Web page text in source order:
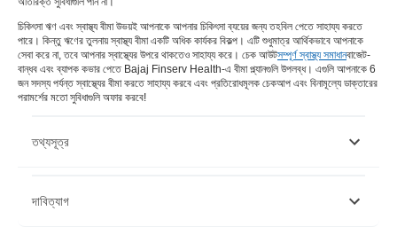
চিকিৎসা ঋণ এবং স্বাস্থ্য বীমা উভয়ই আপনাকে আপনার চিকিৎসা ব্যয়ের জন্য তহবিল পেতে সাহায্য করতে
পারে। কিন্তু ঋণের তুলনায় স্বাস্থ্য বীমা একটি অধিক কার্যকর বিকল্প। এটি শুধুমাত্র আর্থিকভাবে আপনাকে
সেবা করে না, তবে আপনার স্বাস্থ্যের উপরে থাকতেও সাহায্য করে। চেক আউটসম্পূর্ণ স্বাস্থ্য সমাধানবাজেট-
বান্ধব এবং ব্যাপক কভার পেতে Bajaj Finserv Health-এ বীমা প্ল্যানগুলি উপলব্ধ। এগুলি আপনাকে 6
জন সদস্য পর্যন্ত স্বাস্থ্যের বীমা করতে সাহায্য করবে এবং প্রতিরোধমূলক চেকআপ এবং বিনামূল্যে ডাক্তারের
পরামর্শের মতো সুবিধাগুলি অফার করবে!
তথ্যসূত্র
https://www.incometaxindia.gov.in/Pages/acts/income-tax-
দাবিত্যাগ